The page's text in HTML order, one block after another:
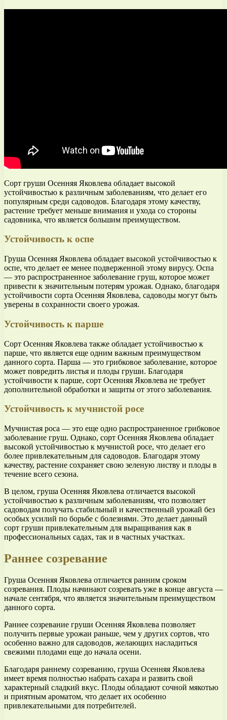
Сорт груши Осенняя Яковлева обладает высокой
устойчивостью к различным заболеваниям, что делает его
популярным среди садоводов. Благодаря этому качеству,
растение требует меньше внимания и ухода со стороны
садовника, что является большим преимуществом.
Устойчивость к оспе
Груша Осенняя Яковлева обладает высокой устойчивостью к
оспе, что делает ее менее подверженной этому вирусу. Оспа
— это распространенное заболевание груш, которое может
привести к значительным потерям урожая. Однако, благодаря
устойчивости сорта Осенняя Яковлева, садоводы могут быть
уверены в сохранности своего урожая.
Устойчивость к парше
Сорт Осенняя Яковлева также обладает устойчивостью к
парше, что является еще одним важным преимуществом
данного сорта. Парша — это грибковое заболевание, которое
может повредить листья и плоды груши. Благодаря
устойчивости к парше, сорт Осенняя Яковлева не требует
дополнительной обработки и защиты от этого заболевания.
Устойчивость к мучнистой росе
Мучнистая роса — это еще одно распространенное грибковое
заболевание груш. Однако, сорт Осенняя Яковлева обладает
высокой устойчивостью к мучнистой росе, что делает его
более привлекательным для садоводов. Благодаря этому
качеству, растение сохраняет свою зеленую листву и плоды в
течение всего сезона.
В целом, груша Осенняя Яковлева отличается высокой
устойчивостью к различным заболеваниям, что позволяет
садоводам получать стабильный и качественный урожай без
особых усилий по борьбе с болезнями. Это делает данный
сорт груши привлекательным для выращивания как в
профессиональных садах, так и в частных участках.
Раннее созревание
Груша Осенняя Яковлева отличается ранним сроком
созревания. Плоды начинают созревать уже в конце августа —
начале сентября, что является значительным преимуществом
данного сорта.
Раннее созревание груши Осенняя Яковлева позволяет
получить первые урожаи раньше, чем у других сортов, что
особенно важно для садоводов, желающих насладиться
свежими плодами еще до начала осени.
Благодаря раннему созреванию, груша Осенняя Яковлева
имеет время полностью набрать сахара и развить свой
характерный сладкий вкус. Плоды обладают сочной мякотью
и приятным ароматом, что делает их особенно
привлекательными для потребителей.